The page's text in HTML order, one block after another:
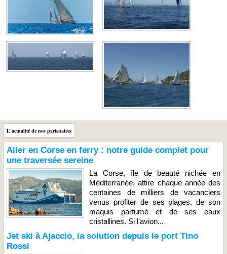
L'actualité de nos partenaires
Aller en Corse en ferry : notre guide complet pour
une traversée sereine
La Corse, île de beauté nichée en
Méditerranée, attire chaque année des
centaines de milliers de vacanciers
venus profiter de ses plages, de son
maquis parfumé et de ses eaux
cristallines. Si l'avion...
Jet ski à Ajaccio, la solution depuis le port Tino
Rossi